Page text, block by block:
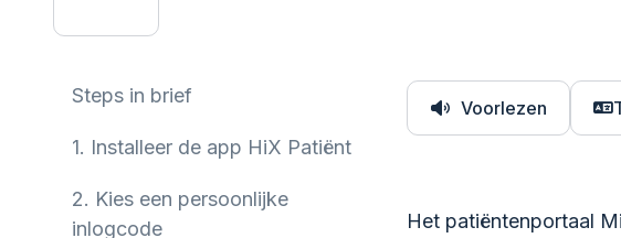
Steps in brief
1. Installeer de app HiX Patiënt
2. Kies een persoonlijke
inlogcode
Voorlezen
Het patiëntenportaal